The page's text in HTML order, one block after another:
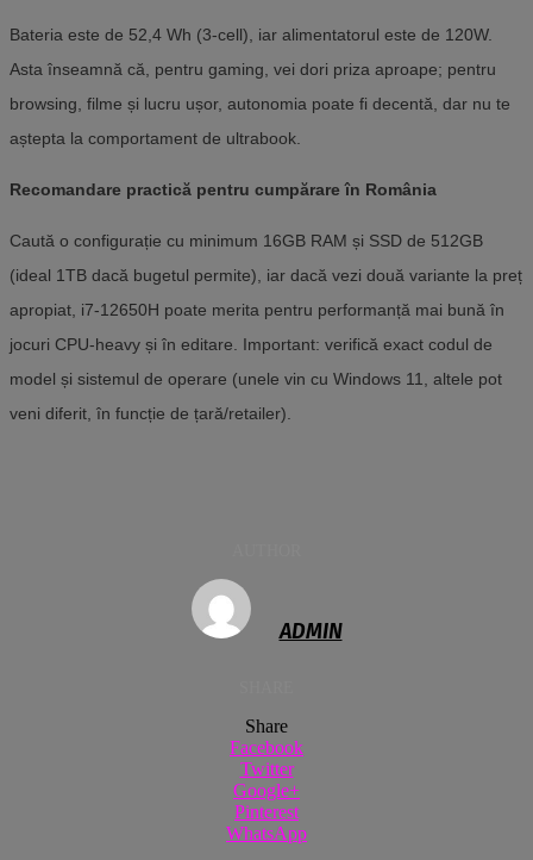
Bateria este de 52,4 Wh (3-cell), iar alimentatorul este de 120W.
Asta înseamnă că, pentru gaming, vei dori priza aproape; pentru
browsing, filme și lucru ușor, autonomia poate fi decentă, dar nu te
aștepta la comportament de ultrabook.
Recomandare practică pentru cumpărare în România
Caută o configurație cu minimum 16GB RAM și SSD de 512GB
(ideal 1TB dacă bugetul permite), iar dacă vezi două variante la preț
apropiat, i7-12650H poate merita pentru performanță mai bună în
jocuri CPU-heavy și în editare. Important: verifică exact codul de
model și sistemul de operare (unele vin cu Windows 11, altele pot
veni diferit, în funcție de țară/retailer).
ADMIN
Share
Facebook
Twitter
Google+
Pinterest
WhatsApp